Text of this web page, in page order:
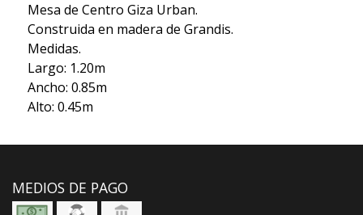
Mesa de Centro Giza Urban.
Construida en madera de Grandis.
Medidas.
Largo: 1.20m
Ancho: 0.85m
Alto: 0.45m
MEDIOS DE PAGO